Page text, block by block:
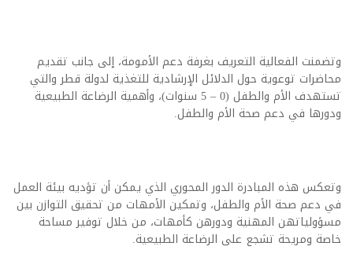
وتضمنت الفعالية التعريف بغرفة دعم الأمومة، إلى جانب تقديم
محاضرات توعوية حول الدلائل الإرشادية للتغذية لدولة قطر والتي
تستهدف الأم والطفل (0 – 5 سنوات)، وأهمية الرضاعة الطبيعية
ودورها في دعم صحة الأم والطفل.
وتعكس هذه المبادرة الدور المحوري الذي يمكن أن تؤديه بيئة العمل
في دعم صحة الأم والطفل، وتمكين الأمهات من تحقيق التوازن بين
مسؤولياتهن المهنية ودورهن كأمهات، من خلال توفير مساحة
خاصة ومريحة تشجع على الرضاعة الطبيعية.